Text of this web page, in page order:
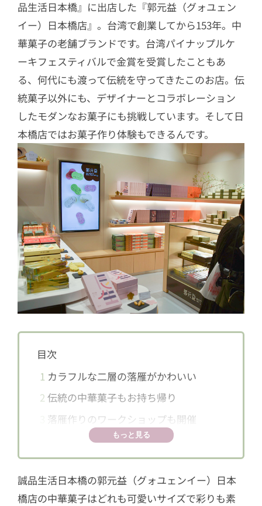
品生活日本橋』に出店した『郭元益（グォユェン
イー）日本橋店』。台湾で創業してから153年。中
華菓子の老舗ブランドです。台湾パイナップルケ
ーキフェスティバルで金賞を受賞したこともあ
る、何代にも渡って伝統を守ってきたこのお店。伝
統菓子以外にも、デザイナーとコラボレーション
したモダンなお菓子にも挑戦しています。そして日
本橋店ではお菓子作り体験もできるんです。
目次
1 カラフルな二層の落雁がかわいい
2 伝統の中華菓子もお持ち帰り
落雁作りのワークショップも開催
もっと見る
誠品生活日本橋の郭元益（グォユェンイー）日本
橋店の中華菓子はどれも可愛いサイズで彩りも素